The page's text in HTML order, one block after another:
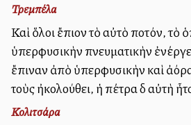
Τρεμπέλα
Καὶ ὅλοι ἔπιον τὸ αὐτὸ ποτόν, τὸ
ὑπερφυσικὴν πνευματικὴν
ἔπιναν ἀπὸ ὑπερφυσικὴν καὶ
τοὺς ἠκολούθει, ἡ πέτρα δὲ αὐτὴ
Κολιτσάρα